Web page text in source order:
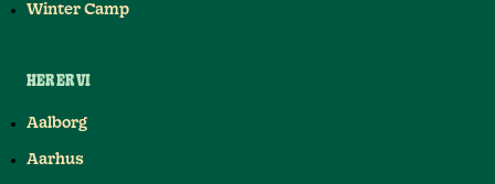
Winter Camp
HER ER VI
Aalborg
Aarhus